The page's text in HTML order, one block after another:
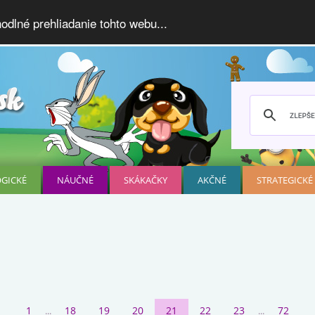
prehliadanie tohto webu...
NÁUČNÉ SKÁKAČKY AKČNÉ STRATEGICKÉ
1 ... 18 19 20 21 22 23 ... 72